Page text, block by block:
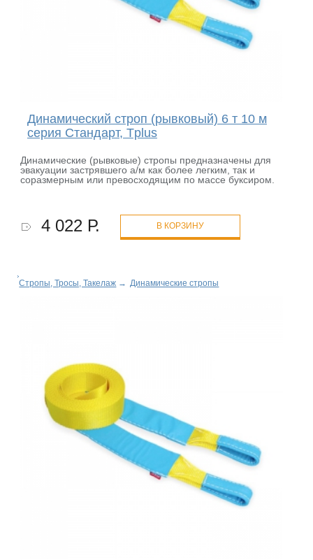
Динамический строп (рывковый) 6 т 10 м
серия Стандарт, Tplus
Динамические (рывковые) стропы предназначены для
эвакуации застрявшего а/м как более легким, так и
соразмерным или превосходящим по массе буксиром.
4 022 Р. В КОРЗИНУ
Стропы, Тросы, Такелаж → Динамические стропы